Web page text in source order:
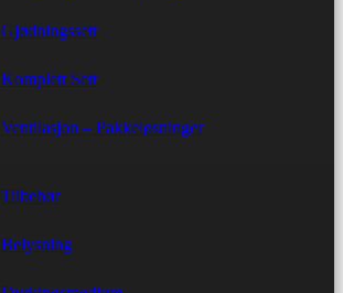
Gjødningssett
Komplett Sett
Ventilasjon – Pakkeløsninger
Tilbehør
Belysning